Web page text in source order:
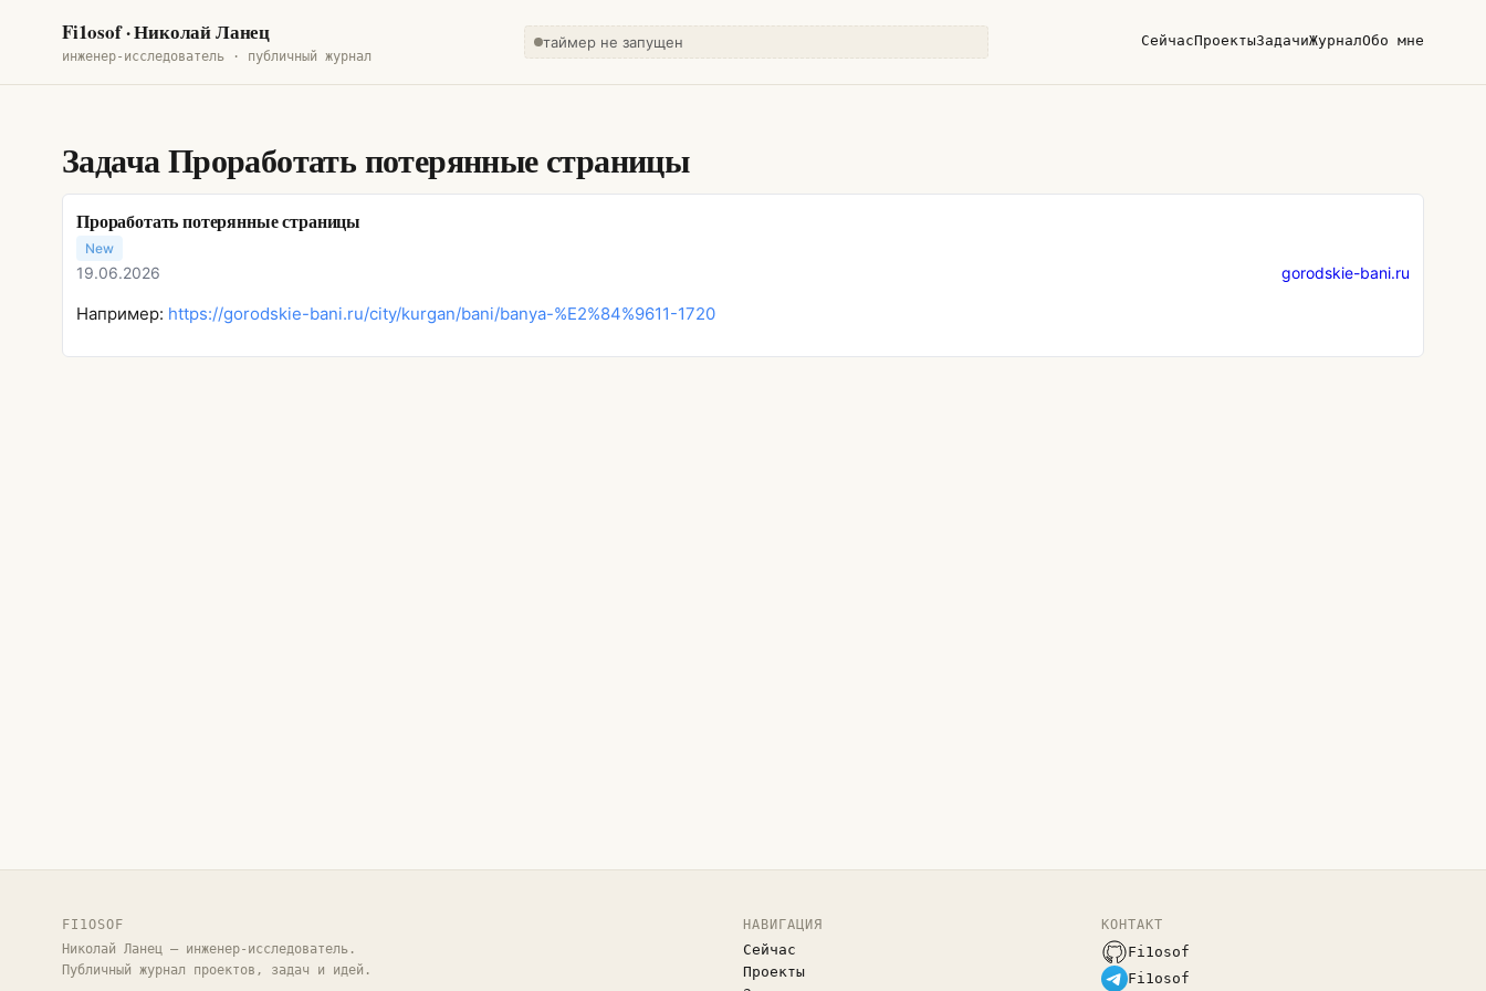
Fi1osof· Николай Ланец
инженер-исследователь · публичный журнал
таймер не запущен СейчасПроектыЗадачиЖурналОбо мне
ЗадачаПроработать потерянные страницы
Проработать потерянные страницы
New
19.06.2026 gorodskie-bani.ru
Например: https://gorodskie-bani.ru/city/kurgan/bani/banya-%E2%84%9611-1720
FI1OSOF
Николай Ланец — инженер-исследователь.
Публичный журнал проектов, задач и идей.
НАВИГАЦИЯ
Сейчас
Проекты
КОНТАКТ
Fi1osof
Fi1osof